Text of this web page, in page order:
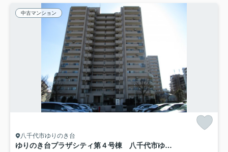
中古マンション
八千代市ゆりのき台
ゆりのき台プラザシティ第４号棟 八千代市ゆりのき台４丁目 中古マンション